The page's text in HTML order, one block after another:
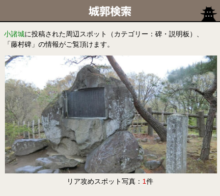
小諸城に投稿された周辺スポット（カテゴリー：碑・説明板）、
「藤村碑」の情報がご覧頂けます。
リア攻めスポット写真： 1件